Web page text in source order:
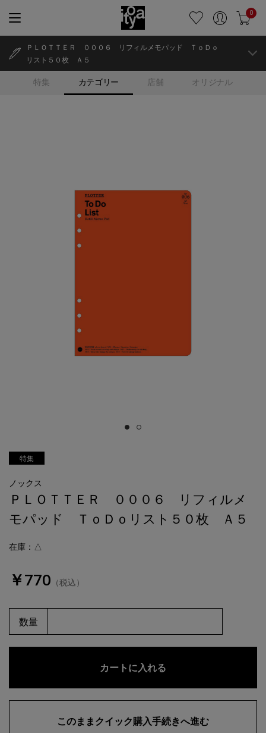
0
特集 カテゴリー 店舗 オリジナル
ＰＬＯＴＴＥＲ ０００６ リフィルメモパッド ＴｏＤｏ
リスト５０枚 Ａ５
特集
ノックス
ＰＬＯＴＴＥＲ ０００６ リフィルメ
モパッド ＴｏＤｏリスト５０枚 Ａ５
在庫：△
￥770 （税込）
数量